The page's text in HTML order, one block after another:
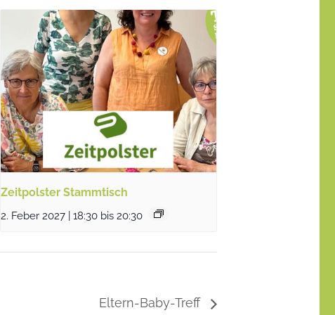
Zeitpolster Stammtisch
2. Feber 2027 | 18:30 bis 20:30
Eltern-Baby-Treff